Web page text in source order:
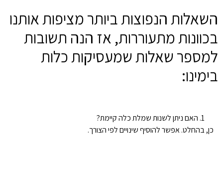
השאלות הנפוצות ביותר מציפות אותנו
בכוונות מתעוררות, אז הנה תשובות
למספר שאלות שמעסיקות כלות
בימינו:
האם ניתן לשנות שמלת כלה קיימת?
כן, בהחלט. אפשר להוסיף שינויים לפי הצורך.